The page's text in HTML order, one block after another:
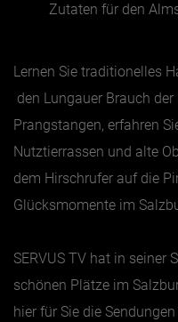
BEITRÄGE NACH
Jänner
Februar
Mai
Juni
Juli
Zutaten für den
Lernen Sie traditionelles
den Lungauer Brauch
Prangstangen, erfahren
Nutztierrassen und alte
dem Hirschrufer auf die
Glücksmomente im
SERVUS TV hat in seiner
schönen Plätze im
hier für Sie die